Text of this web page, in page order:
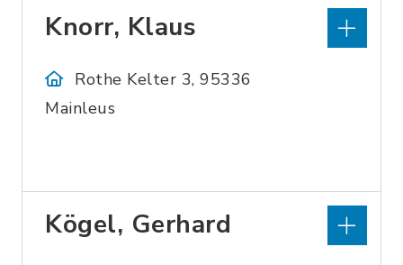
Knorr, Klaus
Rothe Kelter 3, 95336
Mainleus
Kögel, Gerhard